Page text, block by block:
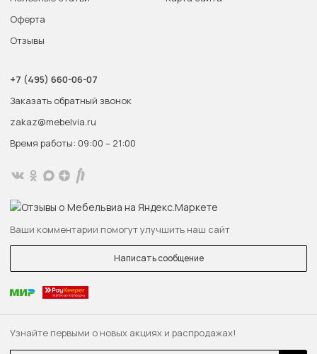
Узнайте первыми о новых акциях и распродажах!
Оферта
Отзывы
+7 (495) 660-06-07
Заказать обратный звонок
zakaz@mebelvia.ru
Время работы: 09:00 – 21:00
Ваши комментарии помогут улучшить наш сайт
Написать сообщение